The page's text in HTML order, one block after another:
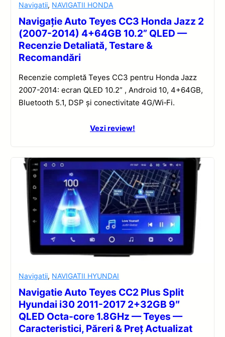
Navigatii, NAVIGATII HONDA
Navigație Auto Teyes CC3 Honda Jazz 2
(2007-2014) 4+64GB 10.2” QLED —
Recenzie Detaliată, Testare &
Recomandări
Recenzie completă Teyes CC3 pentru Honda Jazz
2007-2014: ecran QLED 10.2” , Android 10, 4+64GB,
Bluetooth 5.1, DSP și conectivitate 4G/Wi‑Fi.
Vezi review!
Navigatii, NAVIGATII HYUNDAI
Navigatie Auto Teyes CC2 Plus Split
Hyundai i30 2011-2017 2+32GB 9″
QLED Octa-core 1.8GHz — Teyes —
Caracteristici, Păreri & Preț Actualizat